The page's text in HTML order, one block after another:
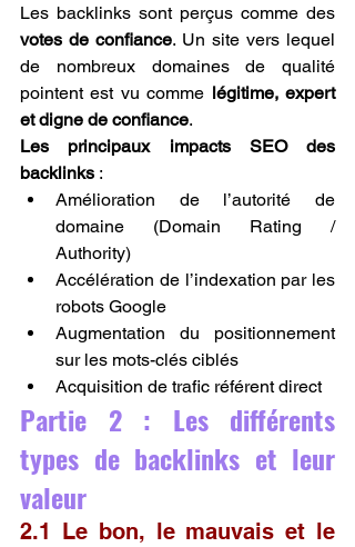
votes de confiance. Un site vers lequel
de nombreux domaines de qualité
pointent est vu comme légitime, expert
et digne de confiance.
Les principaux impacts SEO des
backlinks :
Amélioration de l’autorité de
domaine (Domain Rating /
Authority)
Accélération de l’indexation par les
robots Google
Augmentation du positionnement
sur les mots-clés ciblés
Acquisition de trafic référent direct
Partie 2 : Les différents
types de backlinks et leur
valeur
2.1 Le bon, le mauvais et le